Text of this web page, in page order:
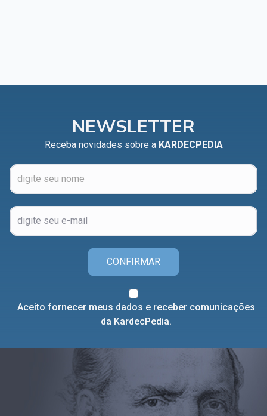
NEWSLETTER
Receba novidades sobre a KARDECPEDIA
CONFIRMAR
Aceito fornecer meus dados e receber comunicações
da KardecPedia.